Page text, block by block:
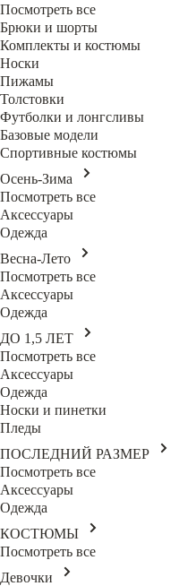
Посмотреть все
Брюки и шорты
Комплекты и костюмы
Носки
Пижамы
Толстовки
Футболки и лонгсливы
Базовые модели
Спортивные костюмы
Осень-Зима
Посмотреть все
Аксессуары
Одежда
Весна-Лето
Посмотреть все
Аксессуары
Одежда
ДО 1,5 ЛЕТ
Посмотреть все
Аксессуары
Одежда
Носки и пинетки
Пледы
ПОСЛЕДНИЙ РАЗМЕР
Посмотреть все
Аксессуары
Одежда
КОСТЮМЫ
Посмотреть все
Девочки